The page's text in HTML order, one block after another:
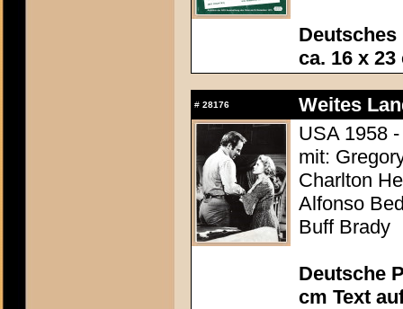
ca. 16 x 23
# 28176
Weites
USA 1958
mit:
Charlton
Alfonso
Buff Brady
Deutsche
cm Text